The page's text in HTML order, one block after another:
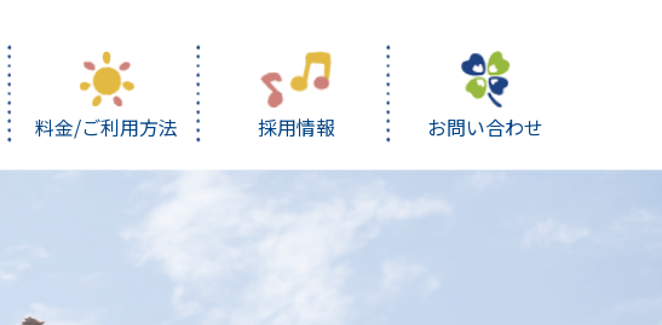
料金/ご利用方法 採用情報 お問い合わせ